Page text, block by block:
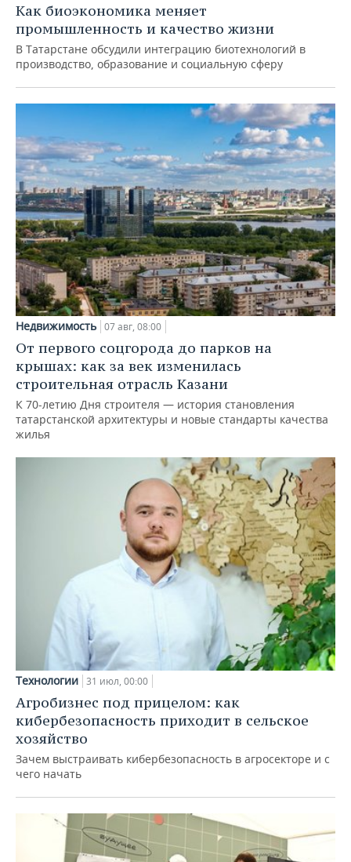
Как биоэкономика меняет
промышленность и качество жизни
В Татарстане обсудили интеграцию биотехнологий в
производство, образование и социальную сферу
Недвижимость 07 авг, 08:00
От первого соцгорода до парков на
крышах: как за век изменилась
строительная отрасль Казани
К 70-летию Дня строителя — история становления
татарстанской архитектуры и новые стандарты качества
жилья
Технологии 31 июл, 00:00
Агробизнес под прицелом: как
кибербезопасность приходит в сельское
хозяйство
Зачем выстраивать кибербезопасность в агросекторе и с
чего начать